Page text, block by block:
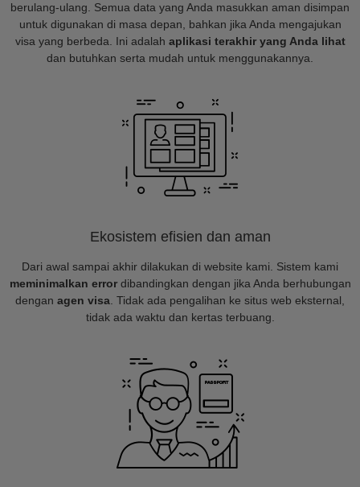
berulang-ulang. Semua data yang Anda masukkan aman disimpan
untuk digunakan di masa depan, bahkan jika Anda mengajukan
visa yang berbeda. Ini adalah aplikasi terakhir yang Anda lihat
dan butuhkan serta mudah untuk menggunakannya.
Ekosistem efisien dan aman
Dari awal sampai akhir dilakukan di website kami. Sistem kami
meminimalkan errordibandingkan dengan jika Anda berhubungan
dengan agen visa . Tidak ada pengalihan ke situs web eksternal,
tidak ada waktu dan kertas terbuang.